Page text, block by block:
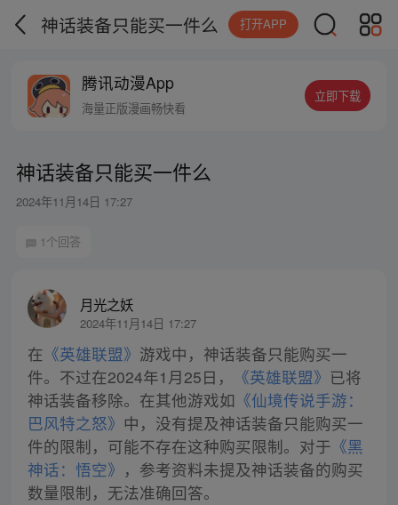
神话装备只能买一件么 打开APP
腾讯动漫App
海量正版漫画畅快看
立即下载
神话装备只能买一件么
2024年11月14日 17:27
1个回答
月光之妖
2024年11月14日 17:27
在 《英雄联盟》 游戏中，神话装备只能购买一
件。不过在2024年1月25日，
《英雄联盟》 已将
神话装备移除。在其他游戏如 《仙境传说手游：
巴风特之怒》 中，没有提及神话装备只能购买一
件的限制，可能不存在这种购买限制。对于 《黑
神话：悟空》 ，参考资料未提及神话装备的购买
数量限制，无法准确回答。